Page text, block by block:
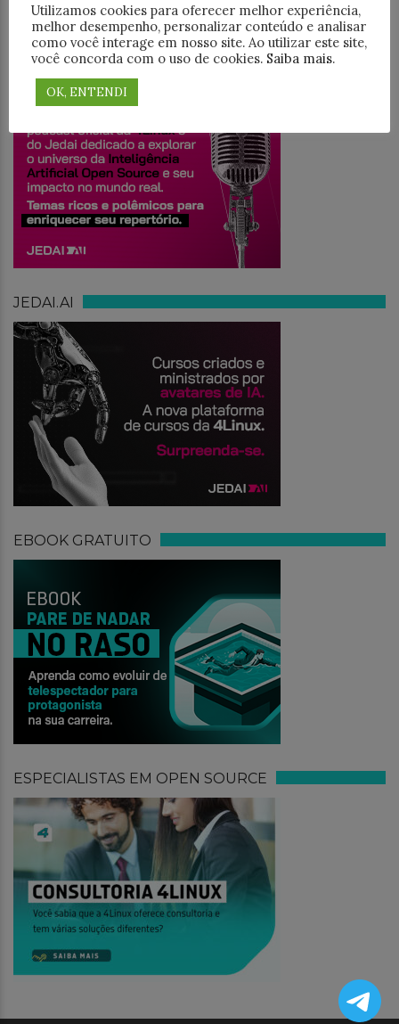
JEDAICAST
JEDAI.AI
EBOOK GRATUITO
ESPECIALISTAS EM OPEN SOURCE
Utilizamos cookies para oferecer melhor experiência,
melhor desempenho, personalizar conteúdo e analisar
como você interage em nosso site. Ao utilizar este site,
você concorda com o uso de cookies. Saiba mais.
OK, ENTENDI